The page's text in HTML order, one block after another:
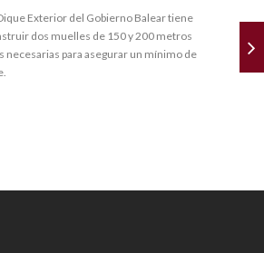
Exterior del Gobierno Balear tiene
dos muelles de 150 y 200 metros
necesarias para asegurar un mínimo de